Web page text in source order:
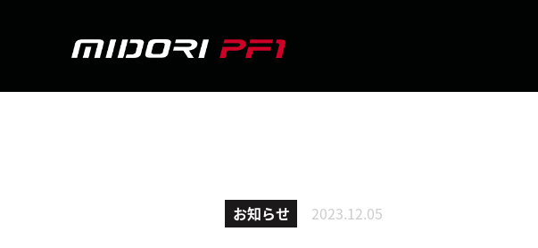
お知らせ 2023.12.05